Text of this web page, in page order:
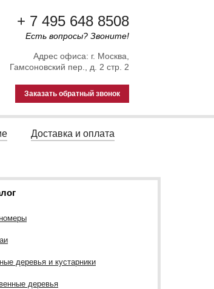
+ 7 495 648 8508
Есть вопросы? Звоните!
Адрес офиса: г. Москва,
Гамсоновский пер., д. 2 стр. 2
Заказать обратный звонок
Доставка и оплата
деревья и кустарники
деревья